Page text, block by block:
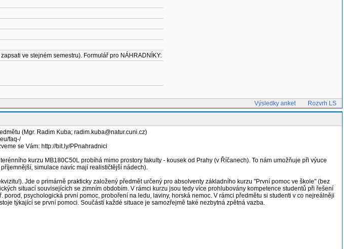
ve stejném semestru). Formulář pro NÁHRADNÍKY:
Výsledky anket Rozvrh LS
(Mgr. Radim Kuba; radim.kuba@natur.cuni.cz)
faq-/
se Vám: http://bit.ly/PPnahradnici
kurzu MB180C50L probíhá mimo prostory fakulty - kousek od Prahy (v Říčanech). To nám umožňuje při výuce
simulace navíc mají realističtější nádech).
Jde o primárně prakticky založený předmět určený pro absolventy základního kurzu "První pomoc ve škole" (bez
situací souvisejících se zimním obdobím. V rámci kurzu jsou tedy více prohlubovány kompetence studentů při řešení
psychologická první pomoc, proboření na ledu, laviny, horská nemoc. V rámci předmětu si studenti v co nejreálněji
týkající se první pomoci. Součástí každé situace je samozřejmě také nezbytná zpětná vazba.